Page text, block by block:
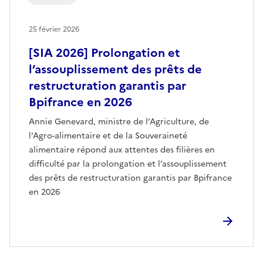
[SIA 2026] Prolongation et
l’assouplissement des prêts de
restructuration garantis par
Bpifrance en 2026
Annie Genevard, ministre de l’Agriculture, de
l'Agro-alimentaire et de la Souveraineté
alimentaire répond aux attentes des filières en
difficulté par la prolongation et l’assouplissement
des prêts de restructuration garantis par Bpifrance
en 2026
25 février 2026